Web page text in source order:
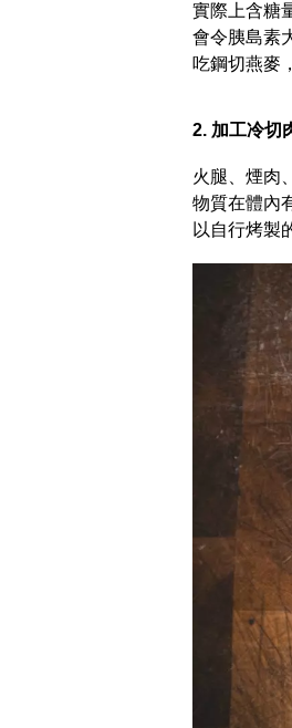
實際上含糖
會令胰島素
吃鋼切燕麥
2. 加工冷切
火腿、煙肉
物質在體內
以自行烤製